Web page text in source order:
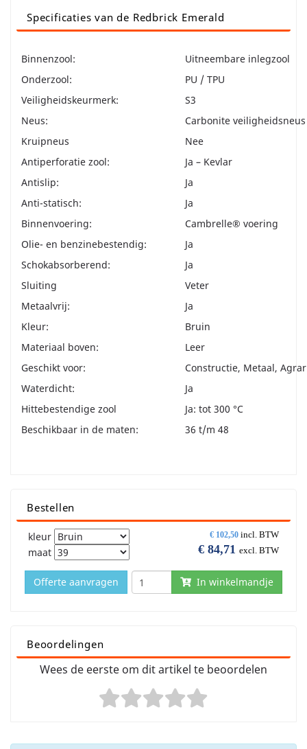
Specificaties van de Redbrick Emerald
Binnenzool:
Uitneembare inlegzool
Onderzool:
PU / TPU
Veiligheidskeurmerk:
S3
Neus:
Carbonite veiligheidsneus
Kruipneus
Nee
Antiperforatie zool:
Ja – Kevlar
Antislip:
Ja
Anti-statisch:
Ja
Binnenvoering:
Cambrelle® voering
Olie- en benzinebestendig:
Ja
Schokabsorberend:
Ja
Sluiting
Veter
Metaalvrij:
Ja
Kleur:
Bruin
Materiaal boven:
Leer
Geschikt voor:
Constructie, Metaal,
Waterdicht:
Ja
Hittebestendige zool
Ja: tot 300 °C
Beschikbaar in de maten:
36 t/m 48
Bestellen
€ 102,50 incl. BTW
€ 84,71 excl. BTW
kleur
maat
In winkelmandje
Offerte aanvragen
Beoordelingen
Wees de eerste om dit artikel te beoordelen